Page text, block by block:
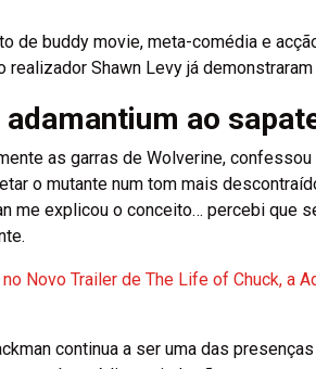
de buddy movie, meta-comédia e
Shawn Levy já demonstraram
ao
as garras de Wolverine,
o mutante num tom mais
me explicou o conceito… percebi que
Novo Trailer de The Life of Chuck, a
continua a ser uma das